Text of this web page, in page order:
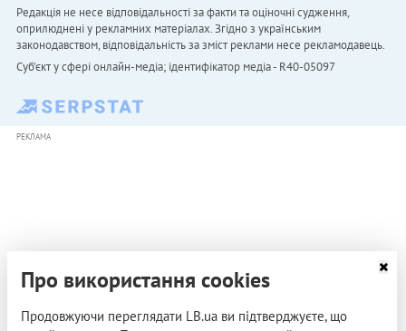
Редакція не несе відповідальності за факти та оціночні судження,
оприлюднені у рекламних матеріалах. Згідно з українським
законодавством, відповідальність за зміст реклами несе рекламодавець.
Cуб'єкт у сфері онлайн-медіа; ідентифікатор медіа - R40-05097
РЕКЛАМА
Про використання cookies
Продовжуючи переглядати LB.ua ви підтверджуєте, що